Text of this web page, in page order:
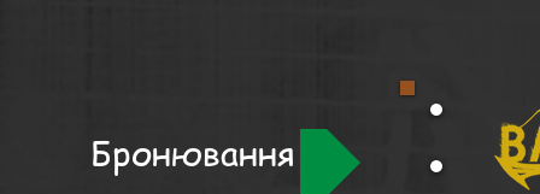
Бронювання